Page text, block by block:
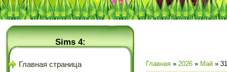
Sims 4:
Главная страница
Главная » 2026 » Май » 31